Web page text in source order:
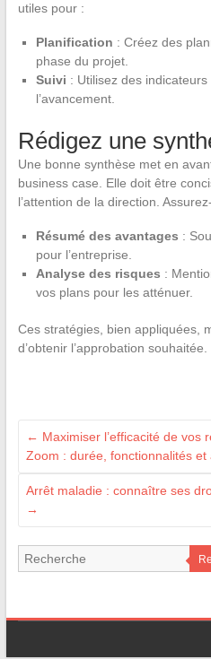
utiles pour :
Planification : Créez des
phase du projet.
Suivi : Utilisez des
l’avancement.
Rédigez une
Une bonne synthèse met en
business case. Elle doit être
l’attention de la direction.
Résumé des avantages :
pour l’entreprise.
Analyse des risques :
vos plans pour les atténuer.
Ces stratégies, bien appliquées,
d’obtenir l’approbation souhaitée.
← Maximiser l’efficacité de vos
Zoom : durée, fonctionnalités et
Arrêt maladie : connaître ses
→